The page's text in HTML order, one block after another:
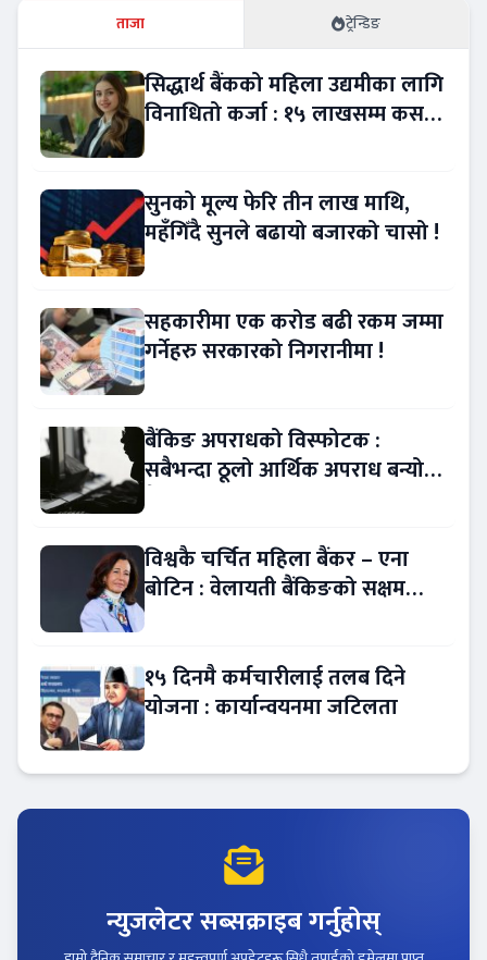
ताजा ट्रेन्डिङ
सिद्धार्थ बैंकको महिला उद्यमीका लागि
विनाधितो कर्जा : १५ लाखसम्म कसरी
सुनको मूल्य फेरि तीन लाख माथि,
महँगिँदै सुनले बढायो बजारको चासो !
सहकारीमा एक करोड बढी रकम जम्मा
गर्नेहरु सरकारको निगरानीमा !
बैंकिङ अपराधको विस्फोटक :
सबैभन्दा ठूलो आर्थिक अपराध बन्यो
विश्वकै चर्चित महिला बैंकर – एना
बोटिन : वेलायती बैंकिङको सक्षम
१५ दिनमै कर्मचारीलाई तलब दिने
योजना : कार्यान्वयनमा जटिलता
न्युजलेटर सब्सक्राइब गर्नुहोस्